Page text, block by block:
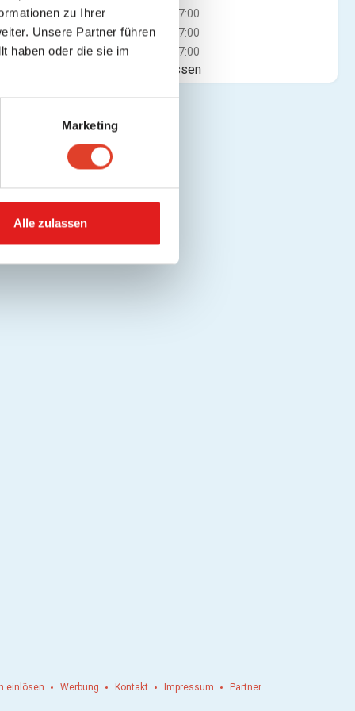
zu Ihrer
Unsere Partner führen
haben oder die sie im
Marketing
Alle zulassen
Mi
09:00 - 17:00
Do
09:00 - 17:00
Fr
09:00 - 17:00
Jetzt geschlossen
einlösen Werbung Kontakt Impressum Partner